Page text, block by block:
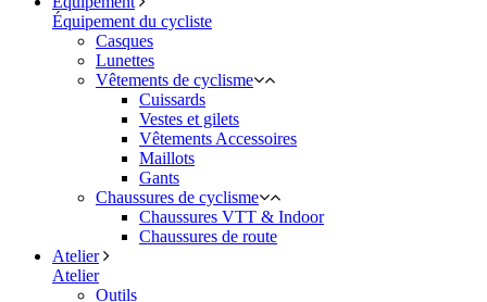
Équipement du cycliste
Casques
Lunettes
Vêtements de cyclisme
Cuissards
Vestes et gilets
Vêtements Accessoires
Maillots
Gants
Chaussures de cyclisme
Chaussures VTT & Indoor
Chaussures de route
Atelier
Atelier
Outils